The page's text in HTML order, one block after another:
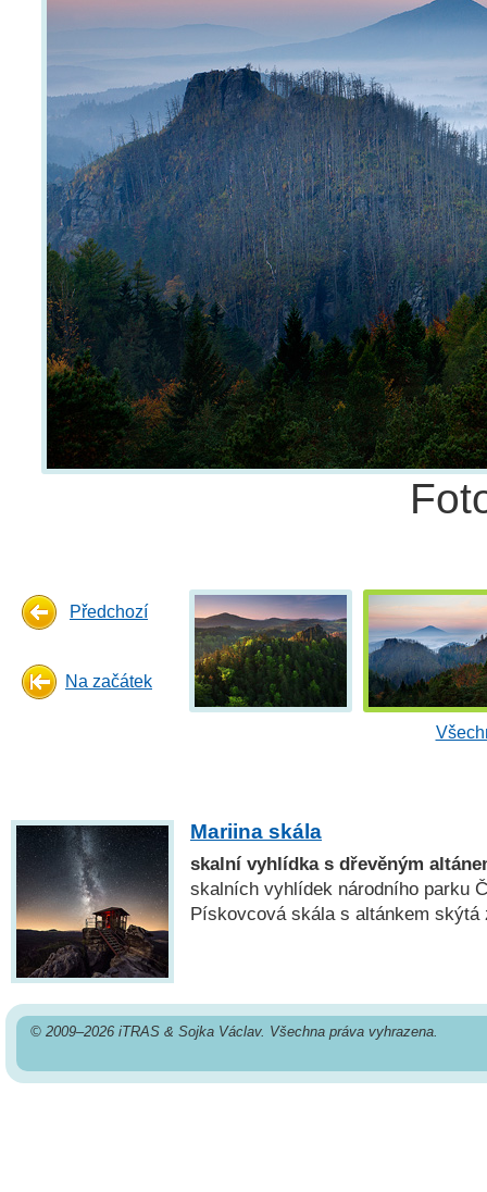
Předchozí
Na začátek
Mariina skála
skalní vyhlídka s dřevěným
skalních vyhlídek národního parku
Pískovcová skála s altánkem skýtá
© 2009–2026 iTRAS & Sojka Václav. Všechna práva vyhrazena.